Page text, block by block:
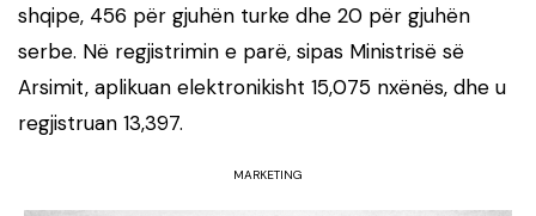
shqipe, 456 për gjuhën turke dhe 20 për gjuhën
serbe. Në regjistrimin e parë, sipas Ministrisë së
Arsimit, aplikuan elektronikisht 15,075 nxënës, dhe u
regjistruan 13,397.
MARKETING